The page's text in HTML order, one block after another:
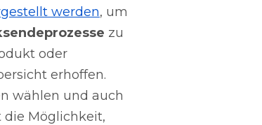
werden, um
zu
oder
erhoffen.
wählen und auch
die Möglichkeit,